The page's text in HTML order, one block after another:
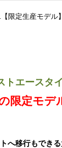
限定生産モデ
トエース
限定モデ
へ移行もできる